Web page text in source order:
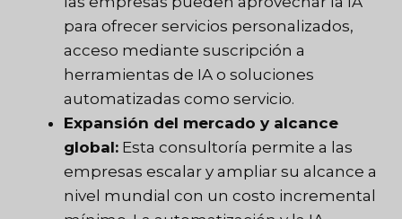
para ofrecer servicios personalizados,
acceso mediante suscripción a
herramientas de IA o soluciones
automatizadas como servicio.
Expansión del mercado y alcance
global: Esta consultoría permite a las
empresas escalar y ampliar su alcance a
nivel mundial con un costo incremental